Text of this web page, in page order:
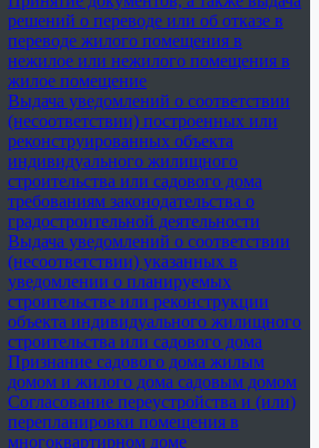
решений о переводе или об отказе в
переводе жилого помещения в
нежилое или нежилого помещения в
жилое помещение
Выдача уведомлений о соответствии
(несоответствии) построенных или
реконструированных объекта
индивидуального жилищного
строительства или садового дома
требованиям законодательства о
градостроительной деятельности
Выдача уведомлений о соответствии
(несоответствии) указанных в
уведомлении о планируемых
строительстве или реконструкции
объекта индивидуального жилищного
строительства или садового дома
Признание садового дома жилым
домом и жилого дома садовым домом
Согласование переустройства и (или)
перепланировки помещения в
многоквартирном доме